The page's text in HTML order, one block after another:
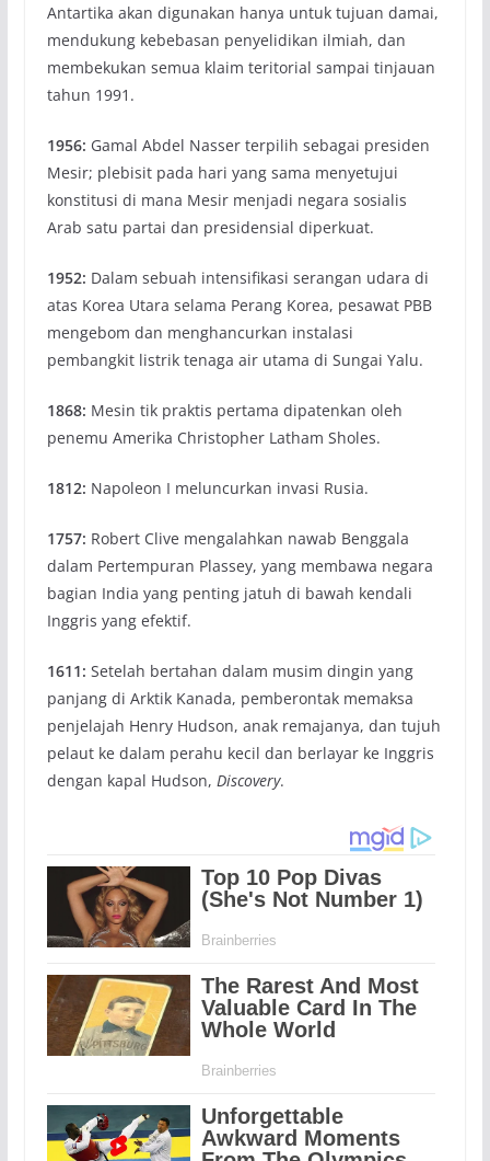
Antartika akan digunakan hanya untuk tujuan damai,
mendukung kebebasan penyelidikan ilmiah, dan
membekukan semua klaim teritorial sampai tinjauan
tahun 1991.
1956: Gamal Abdel Nasser terpilih sebagai presiden
Mesir; plebisit pada hari yang sama menyetujui
konstitusi di mana Mesir menjadi negara sosialis
Arab satu partai dan presidensial diperkuat.
1952: Dalam sebuah intensifikasi serangan udara di
atas Korea Utara selama Perang Korea, pesawat PBB
mengebom dan menghancurkan instalasi
pembangkit listrik tenaga air utama di Sungai Yalu.
1868: Mesin tik praktis pertama dipatenkan oleh
penemu Amerika Christopher Latham Sholes.
1812: Napoleon I meluncurkan invasi Rusia.
1757: Robert Clive mengalahkan nawab Benggala
dalam Pertempuran Plassey, yang membawa negara
bagian India yang penting jatuh di bawah kendali
Inggris yang efektif.
1611: Setelah bertahan dalam musim dingin yang
panjang di Arktik Kanada, pemberontak memaksa
penjelajah Henry Hudson, anak remajanya, dan tujuh
pelaut ke dalam perahu kecil dan berlayar ke Inggris
dengan kapal Hudson, Discovery.